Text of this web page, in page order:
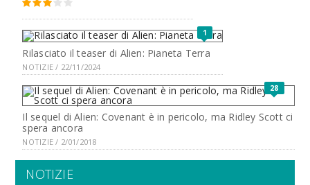
1
Rilasciato il teaser di Alien: Pianeta Terra
NOTIZIE / 22/11/2024
28
Il sequel di Alien: Covenant è in pericolo, ma Ridley Scott ci
spera ancora
NOTIZIE / 2/01/2018
NOTIZIE